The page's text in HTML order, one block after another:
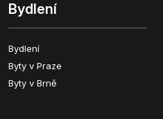
Bydlení
Bydlení
Byty v Praze
Byty v Brně